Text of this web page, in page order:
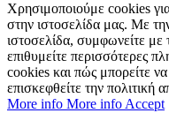
Χρησιμοποιούμε cookies
στην ιστοσελίδα μας. Με
ιστοσελίδα, συμφωνείτε
επιθυμείτε περισσότερες
cookies και πώς μπορείτε
επισκεφθείτε την πολιτική
More info More info Accept